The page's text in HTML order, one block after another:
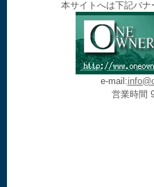
本サイトへは下記バ
e-mail:
営業時間